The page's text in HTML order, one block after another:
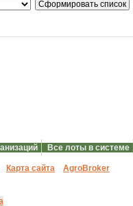
Все лоты в системе
Карта сайта АgroBroker